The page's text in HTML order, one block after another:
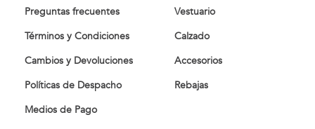
Preguntas frecuentes
Términos y Condiciones
Cambios y Devoluciones
Políticas de Despacho
Medios de Pago
Vestuario
Calzado
Accesorios
Rebajas